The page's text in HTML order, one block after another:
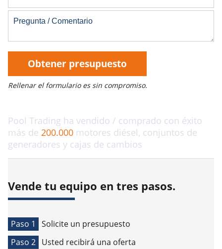
Obtener presupuesto
Rellenar el formulario es sin compromiso.
Pool Trading ha vendido / comprado con éxito
más de 200.000 motores diésel, conjuntos de
generadores y cajas de cambios
Vende tu equipo en tres pasos.
Paso 1
Solicite un presupuesto
Paso 2 Usted recibirá una oferta